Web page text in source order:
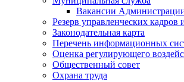
Вакансии
Резерв управленческих кадров
Законодательная карта
Перечень информационных
Оценка регулирующего
Общественный совет
Охрана труда